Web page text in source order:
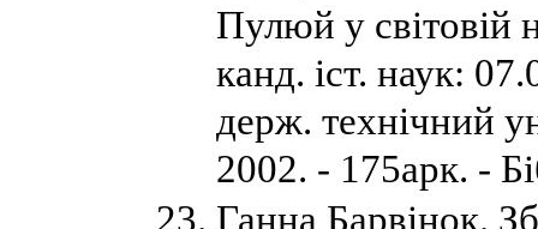
Пулюй у світовій
канд. іст. наук:
держ. технічний
2002. - 175арк. -
Ганна Барвінок.